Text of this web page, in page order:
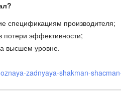
спецификациям производителя;
потери эффективности;
высшем уровне.
zadnyaya-shakman-